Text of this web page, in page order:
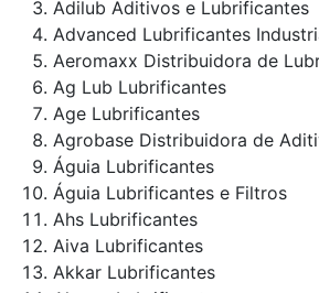
Adilub Aditivos e Lubrificantes
Advanced Lubrificantes
Aeromaxx Distribuidora de
Ag Lub Lubrificantes
Age Lubrificantes
Agrobase Distribuidora de
Águia Lubrificantes
Águia Lubrificantes e Filtros
Ahs Lubrificantes
Aiva Lubrificantes
Akkar Lubrificantes